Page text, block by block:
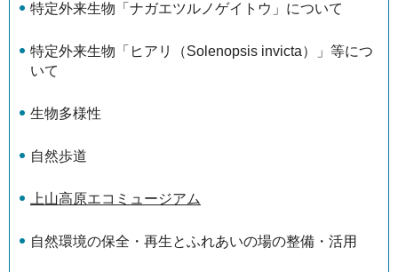
特定外来生物「ナガエツルノゲイトウ」について
特定外来生物「ヒアリ（Solenopsis invicta）」等につ
いて
生物多様性
自然歩道
上山高原エコミュージアム
自然環境の保全・再生とふれあいの場の整備・活用